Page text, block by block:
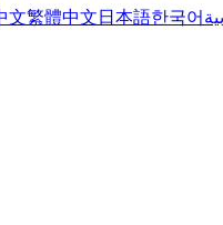
文繁體中文 日本語한국어